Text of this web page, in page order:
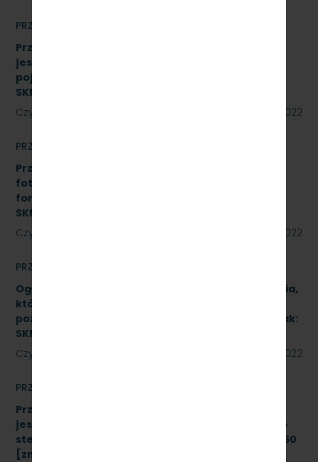
PRZETARGI
Przetarg nieograniczony, którego przedmiotem
jest wykonanie czynności naprawczych na
pojeździe kolejowym EN57-1758. Znak:
SKMMU.086.51.22
Czytaj dalej
18 sierpnia 2022
PRZETARGI
Przetarg nieograniczony na realizację instalacji
fotowoltaicznej o łącznej mocy do 50 kWp w
formule Zaprojektuj i wybuduj. Znak:
SKMMU.086.45.22
Czytaj dalej
12 sierpnia 2022
PRZETARGI
Ogłoszenie informacyjne dotyczące postępowania,
którego przedmiotem jest wykonanie naprawy
poziomu P4 pojazdów kolejowych (2 zadania). Znak:
SKMMU.086.46.22.
Czytaj dalej
12 sierpnia 2022
PRZETARGI
Przetarg nieograniczony, którego przedmiotem
jest modernizacja i rozbudowa systemu zdalnego
sterowania radiołącznością na linii kolejowej nr 250
[znak: SKMMU.086.43a.22]